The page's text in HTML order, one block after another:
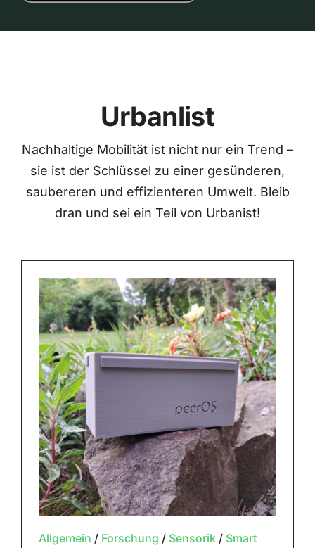
Urbanlist
Nachhaltige Mobilität ist nicht nur ein Trend –
sie ist der Schlüssel zu einer gesünderen,
saubereren und effizienteren Umwelt. Bleib
dran und sei ein Teil von Urbanist!
Allgemein / Forschung / Sensorik/ Smart